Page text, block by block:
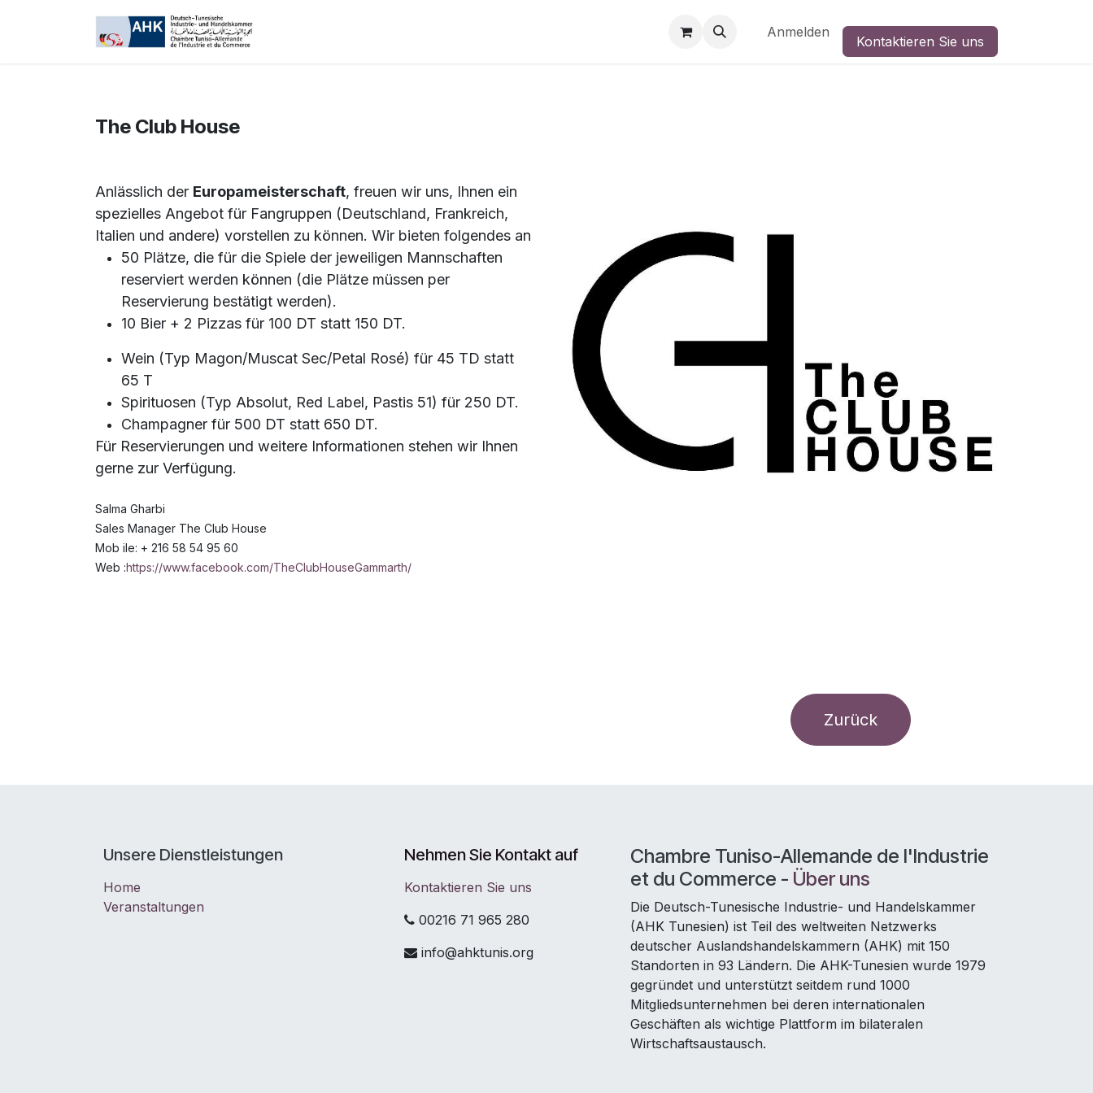
Anmelden
Kontaktieren Sie uns
The Club House
Anlässlich der Europameisterschaft, freuen wir uns, Ihnen ein
spezielles Angebot für Fangruppen (Deutschland, Frankreich,
Italien und andere) vorstellen zu können. Wir bieten folgendes an
50 Plätze, die für die Spiele der jeweiligen Mannschaften
reserviert werden können (die Plätze müssen per
Reservierung bestätigt werden).
10 Bier + 2 Pizzas für 100 DT statt 150 DT.
Wein (Typ Magon/Muscat Sec/Petal Rosé) für 45 TD statt
65 T
Spirituosen (Typ Absolut, Red Label, Pastis 51) für 250 DT.
Champagner für 500 DT statt 650 DT.
Für Reservierungen und weitere Informationen stehen wir Ihnen
gerne zur Verfügung.
Salma Gharbi
Sales Manager The Club House
Mob ile: + 216 58 54 95 60
Web :https://www.facebook.com/TheClubHouseGammarth/
Zurück
Unsere Dienstleistungen
Home
Veranstaltungen
Nehmen Sie Kontakt auf
Kontaktieren Sie uns
00216 71 965 280
info@ahktunis.org
Chambre Tuniso-Allemande de l'Industrie
et du Commerce - Über uns
Die Deutsch-Tunesische Industrie- und Handelskammer
(AHK Tunesien) ist Teil des weltweiten Netzwerks
deutscher Auslandshandelskammern (AHK) mit 150
Standorten in 93 Ländern. Die AHK-Tunesien wurde 1979
gegründet und unterstützt seitdem rund 1000
Mitgliedsunternehmen bei deren internationalen
Geschäften als wichtige Plattform im bilateralen
Wirtschaftsaustausch.